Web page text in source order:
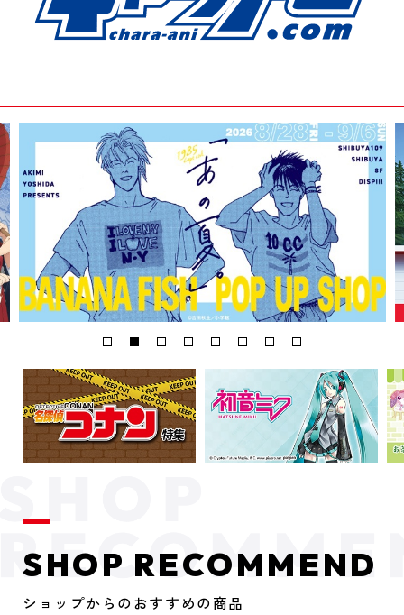
SHOP RECOMMEND
ショップからのおすすめの商品